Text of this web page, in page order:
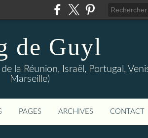
de Guyl
la Réunion, Israël, Portugal,
Marseille)
PAGES ARCHIVES CONTACT